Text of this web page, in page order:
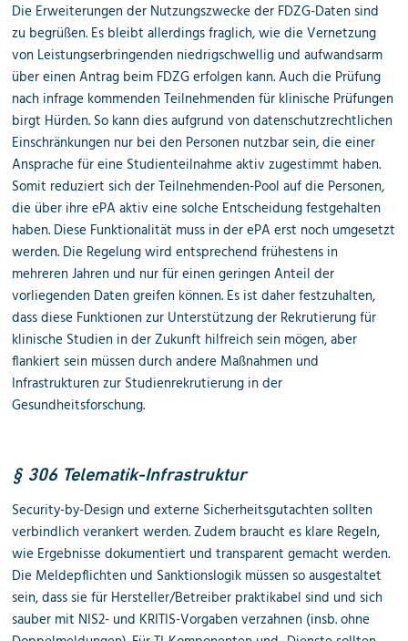
Die Erweiterungen der Nutzungszwecke der FDZG-Daten sind
zu begrüßen. Es bleibt allerdings fraglich, wie die Vernetzung
von Leistungserbringenden niedrigschwellig und aufwandsarm
über einen Antrag beim FDZG erfolgen kann. Auch die Prüfung
nach infrage kommenden Teilnehmenden für klinische Prüfungen
birgt Hürden. So kann dies aufgrund von datenschutzrechtlichen
Einschränkungen nur bei den Personen nutzbar sein, die einer
Ansprache für eine Studienteilnahme aktiv zugestimmt haben.
Somit reduziert sich der Teilnehmenden-Pool auf die Personen,
die über ihre ePA aktiv eine solche Entscheidung festgehalten
haben. Diese Funktionalität muss in der ePA erst noch umgesetzt
werden. Die Regelung wird entsprechend frühestens in
mehreren Jahren und nur für einen geringen Anteil der
vorliegenden Daten greifen können. Es ist daher festzuhalten,
dass diese Funktionen zur Unterstützung der Rekrutierung für
klinische Studien in der Zukunft hilfreich sein mögen, aber
flankiert sein müssen durch andere Maßnahmen und
Infrastrukturen zur Studienrekrutierung in der
Gesundheitsforschung.
§ 306 Telematik-Infrastruktur
Security-by-Design und externe Sicherheitsgutachten sollten
verbindlich verankert werden. Zudem braucht es klare Regeln,
wie Ergebnisse dokumentiert und transparent gemacht werden.
Die Meldepflichten und Sanktionslogik müssen so ausgestaltet
sein, dass sie für Hersteller/Betreiber praktikabel sind und sich
sauber mit NIS2- und KRITIS-Vorgaben verzahnen (insb. ohne